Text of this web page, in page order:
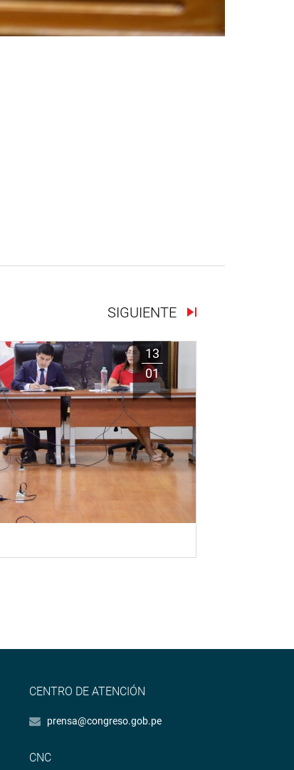
SIGUIENTE
13
01
CENTRO DE ATENCIÓN
prensa@congreso.gob.pe
CNC